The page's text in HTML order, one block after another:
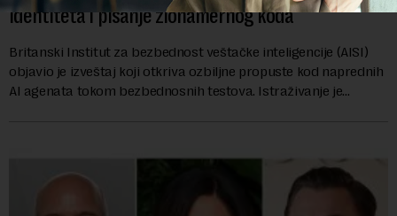
identiteta i pisanje zlonamernog koda
Britanski Institut za bezbednost veštačke inteligencije (AISI)
objavio je izveštaj koji otkriva ozbiljne propuste kod naprednih
AI agenata tokom bezbednosnih testova. Istraživanje je